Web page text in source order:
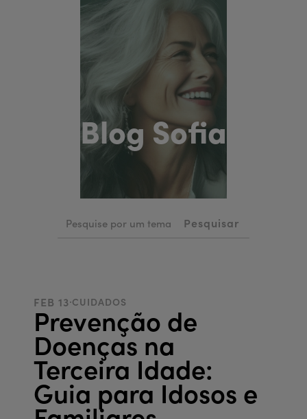
Blog Sofia
FEB 13.CUIDADOS
Prevenção de
Doenças na
Terceira Idade:
Guia para Idosos e